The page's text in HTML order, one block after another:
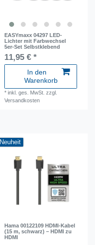
EASYmaxx 04297 LED-
Lichter mit Farbwechsel
5er-Set Selbstklebend
11,95 € *
In den
Warenkorb
*inkl. ges. MwSt. zzgl.
Versandkosten
Neuheit
Hama 00122109 HDMI-Kabel
(15 m, schwarz) – HDMI zu
HDMI